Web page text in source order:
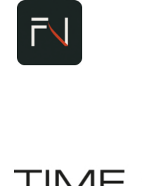
Zum
springen